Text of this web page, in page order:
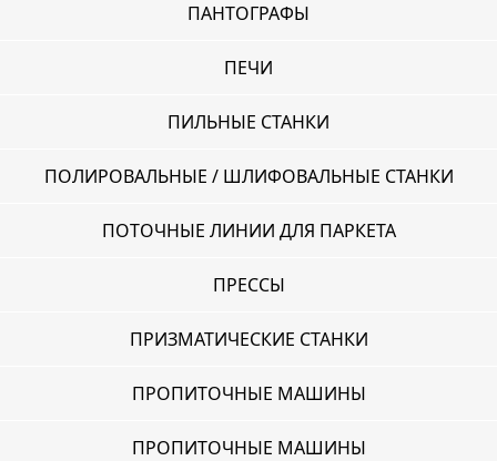
ПАНТОГРАФЫ
ПЕЧИ
ПИЛЬНЫЕ СТАНКИ
ПОЛИРОВАЛЬНЫЕ / ШЛИФОВАЛЬНЫЕ СТАНКИ
ПОТОЧНЫЕ ЛИНИИ ДЛЯ ПАРКЕТА
ПРЕССЫ
ПРИЗМАТИЧЕСКИЕ СТАНКИ
ПРОПИТОЧНЫЕ МАШИНЫ
ПРОПИТОЧНЫЕ МАШИНЫ